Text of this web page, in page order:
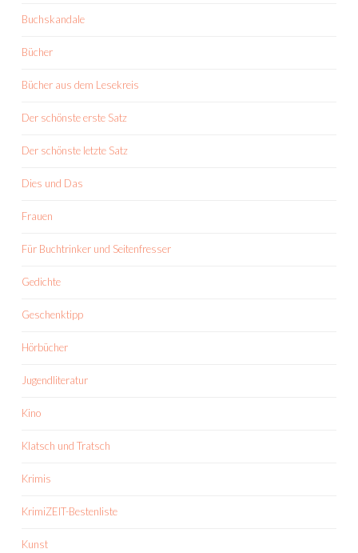
Buchskandale
Bücher
Bücher aus dem Lesekreis
Der schönste erste Satz
Der schönste letzte Satz
Dies und Das
Frauen
Für Buchtrinker und Seitenfresser
Gedichte
Geschenktipp
Hörbücher
Jugendliteratur
Kino
Klatsch und Tratsch
Krimis
KrimiZEIT-Bestenliste
Kunst